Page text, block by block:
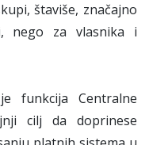
štaviše, značajno
nego za vlasnika i
funkcija Centralne
cilj da doprinese